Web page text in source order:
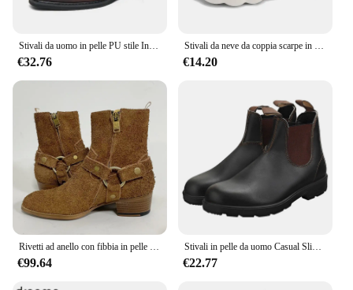
€32.76 €14.20
€99.64
Stivali in pelle da uomo Casual Slip On stivali da Oxfords formali stivali da coppia Vintage
€22.77